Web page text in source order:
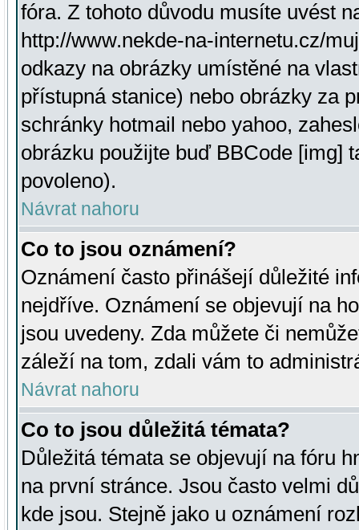
fóra. Z tohoto důvodu musíte uvést
http://www.nekde-na-internetu.cz/
odkazy na obrázky umístěné na
přístupná stanice) nebo obrázky za
schránky hotmail nebo yahoo,
obrázku použijte buď BBCode [img]
povoleno).
Návrat nahoru
Co to jsou oznámení?
Oznámení často přinášejí důležité
nejdříve. Oznámení se objevují na
jsou uvedeny. Zda můžete či
záleží na tom, zdali vám to
Návrat nahoru
Co to jsou důležitá témata?
Důležitá témata se objevují na fóru
na první stránce. Jsou často velmi
kde jsou. Stejně jako u oznámení